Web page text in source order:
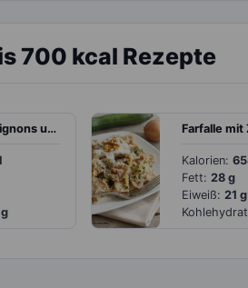
700 kcal Rezepte
Pasta mit Champignons und Pesto
Kalorien:
Fett: 28 g
Eiweiß: 21 g